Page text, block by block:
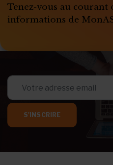
Tenez-vous au courant
informations de
S'INSCRIRE